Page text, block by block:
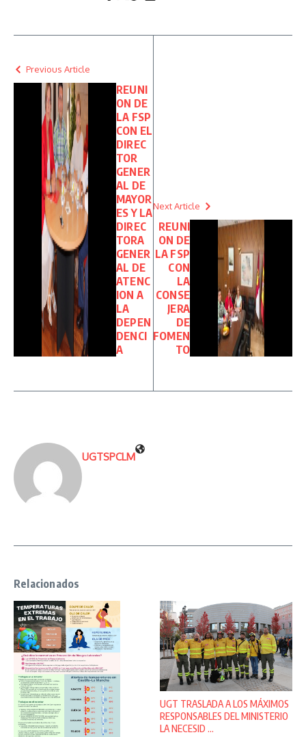
Previous Article
REUNI
ON DE
LA FSP
CON EL
DIREC
TOR
GENER
AL DE
MAYOR
ES Y LA
DIREC
TORA
GENER
AL DE
ATENC
ION A
LA
DEPEN
DENCI
A
Next Article
REUNI
ON DE
LA FSP
CON
LA
CONSE
JERA
DE
FOMEN
TO
UGTSPCLM
Relacionados
UGT TRASLADA A LOS MÁXIMOS
RESPONSABLES DEL MINISTERIO
LA NECESID ...